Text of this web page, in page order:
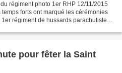
régiment photo 1er RHP 12/11/2015
forts ont marqué les cérémonies
régiment de hussards parachutistes
pour fêter la Saint